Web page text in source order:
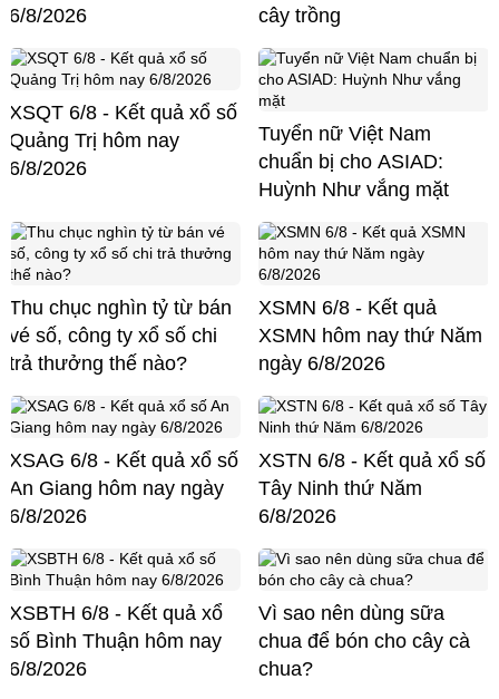
6/8/2026
cây trồng
XSQT 6/8 - Kết quả xổ số
Quảng Trị hôm nay
6/8/2026
Tuyển nữ Việt Nam
chuẩn bị cho ASIAD:
Huỳnh Như vắng mặt
Thu chục nghìn tỷ từ bán
vé số, công ty xổ số chi
trả thưởng thế nào?
XSMN 6/8 - Kết quả
XSMN hôm nay thứ Năm
ngày 6/8/2026
XSAG 6/8 - Kết quả xổ số
An Giang hôm nay ngày
6/8/2026
XSTN 6/8 - Kết quả xổ số
Tây Ninh thứ Năm
6/8/2026
XSBTH 6/8 - Kết quả xổ
số Bình Thuận hôm nay
6/8/2026
Vì sao nên dùng sữa
chua để bón cho cây cà
chua?